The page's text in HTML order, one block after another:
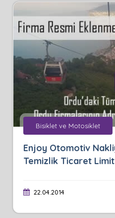
Bisiklet ve Motosiklet
Enjoy Otomotiv
Temizlik Ticaret Limit
22.04.2014